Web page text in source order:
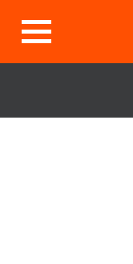
Toggle
navigation